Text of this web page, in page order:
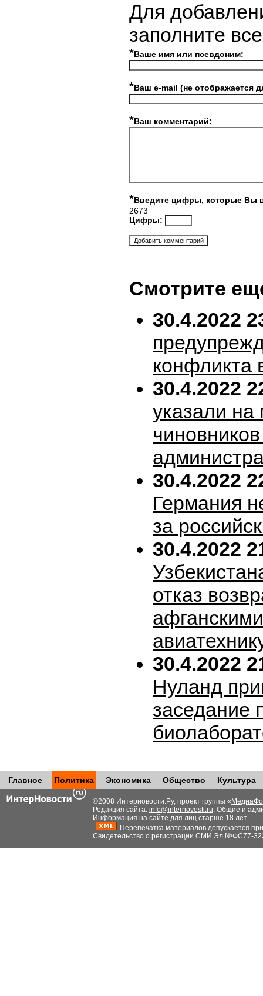
Для
заполните
*Ваше имя или псевдоним:
*Ваш e-mail (не отображается
*Ваш комментарий:
*Введите цифры, которые Вы
2673
Цифры:
Смотрите
30.4.2022
конфликта
30.4.2022
указали на
30.4.2022
Германия
за
30.4.2022
отказ
30.4.2022
Нуланд
заседание
Главное Политика Экономика Общество Культура
©2008 Интерновости.Ру, проект группы «
Редакция сайта: info@internovosti.ru. Общие и
Информация на сайте для лиц старше 18 лет.
Перепечатка материалов допускается
Свидетельство о регистрации СМИ Эл №ФС77-